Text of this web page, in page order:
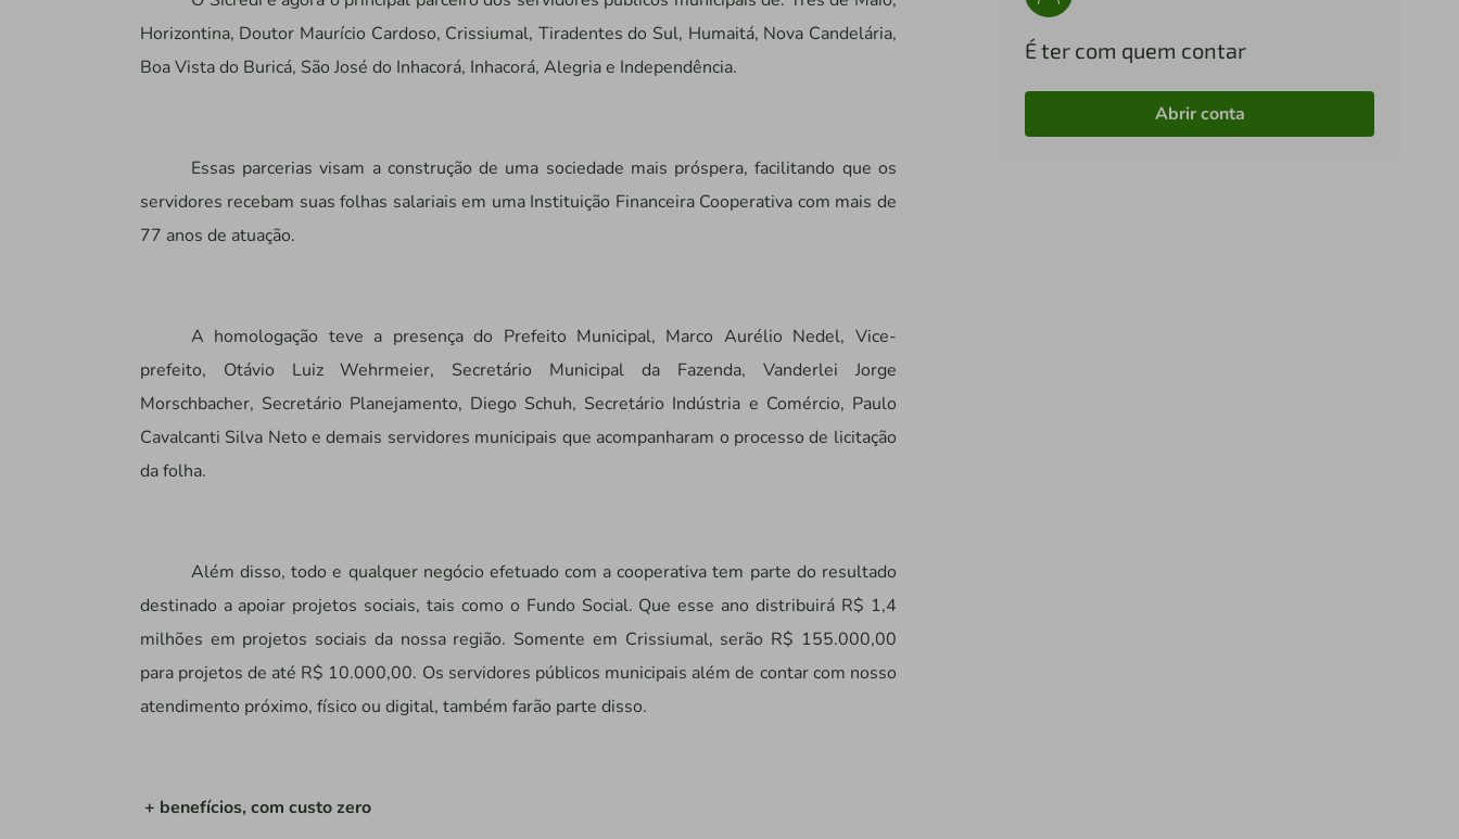
Horizontina, Doutor Maurício Cardoso, Crissiumal, Tiradentes do Sul, Humaitá, Nova Candelária,
Boa Vista do Buricá, São José do Inhacorá, Inhacorá, Alegria e Independência.
Essas parcerias visam a construção de uma sociedade mais próspera, facilitando que os
servidores recebam suas folhas salariais em uma Instituição Financeira Cooperativa com mais de
77 anos de atuação.
A homologação teve a presença do Prefeito Municipal, Marco Aurélio Nedel, Vice-
prefeito, Otávio Luiz Wehrmeier, Secretário Municipal da Fazenda, Vanderlei Jorge
Morschbacher, Secretário Planejamento, Diego Schuh, Secretário Indústria e Comércio, Paulo
Cavalcanti Silva Neto e demais servidores municipais que acompanharam o processo de licitação
da folha.
Além disso, todo e qualquer negócio efetuado com a cooperativa tem parte do resultado
destinado a apoiar projetos sociais, tais como o Fundo Social. Que esse ano distribuirá R$ 1,4
milhões em projetos sociais da nossa região. Somente em Crissiumal, serão R$ 155.000,00
para projetos de até R$ 10.000,00. Os servidores públicos municipais além de contar com nosso
atendimento próximo, físico ou digital, também farão parte disso.
+ benefícios, com custo zero
É ter com quem contar
Abrir conta